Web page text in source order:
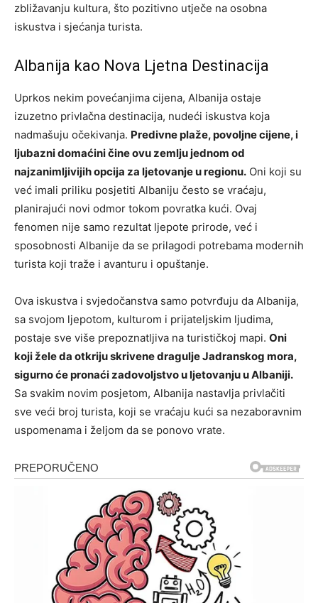
zbližavanju kultura, što pozitivno utječe na osobna
iskustva i sjećanja turista.
Albanija kao Nova Ljetna Destinacija
Uprkos nekim povećanjima cijena, Albanija ostaje
izuzetno privlačna destinacija, nudeći iskustva koja
nadmašuju očekivanja. Predivne plaže, povoljne cijene, i
ljubazni domaćini čine ovu zemlju jednom od
najzanimljivijih opcija za ljetovanje u regionu. Oni koji su
već imali priliku posjetiti Albaniju često se vraćaju,
planirajući novi odmor tokom povratka kući. Ovaj
fenomen nije samo rezultat ljepote prirode, već i
sposobnosti Albanije da se prilagodi potrebama modernih
turista koji traže i avanturu i opuštanje.
Ova iskustva i svjedočanstva samo potvrđuju da Albanija,
sa svojom ljepotom, kulturom i prijateljskim ljudima,
postaje sve više prepoznatljiva na turističkoj mapi. Oni
koji žele da otkriju skrivene dragulje Jadranskog mora,
sigurno će pronaći zadovoljstvo u ljetovanju u Albaniji.
Sa svakim novim posjetom, Albanija nastavlja privlačiti
sve veći broj turista, koji se vraćaju kući sa nezaboravnim
uspomenama i željom da se ponovo vrate.